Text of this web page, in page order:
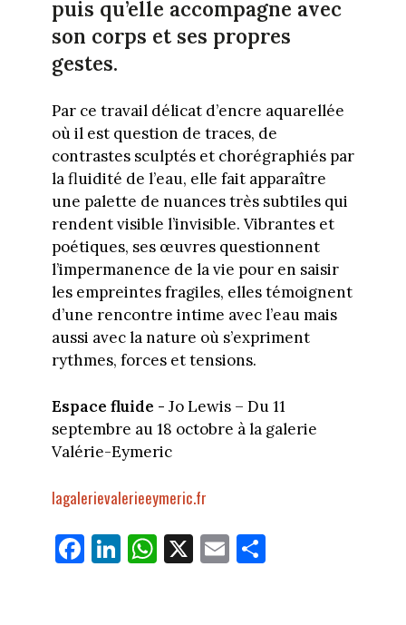
puis qu’elle accompagne avec
son corps et ses propres
gestes.
Par ce travail délicat d’encre aquarellée
où il est question de traces, de
contrastes sculptés et chorégraphiés par
la fluidité de l’eau, elle fait apparaître
une palette de nuances très subtiles qui
rendent visible l’invisible. Vibrantes et
poétiques, ses œuvres questionnent
l’impermanence de la vie pour en saisir
les empreintes fragiles, elles témoignent
d’une rencontre intime avec l’eau mais
aussi avec la nature où s’expriment
rythmes, forces et tensions.
Espace fluide - Jo Lewis – Du 11
septembre au 18 octobre à la galerie
Valérie-Eymeric
lagalerievalerieeymeric.fr
Fa
ce
Li
nk
W
ha
X E
m
Pa